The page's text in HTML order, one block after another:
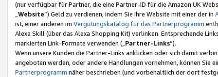
(nur verfügbar für Partner, die eine Partner-ID für die Amazon UK
Website“) Geld zu verdienen, indem Sie Ihre Website mit einer der in
ist, einer anderen im Vergütungskatalog für das Partnerprogramm
Alexa Skill (über das Alexa Shopping Kit) verlinken. Entsprechende
markierten Link-Formate verwenden („ Partner-Links“).
Wenn unsere Kunden die Partner-Links anklicken oder sich damit
angeboten werden, oder andere Handlungen vornehmen, können Sie
Partnerprogramm näher beschrieben (und vorbehaltlich der dort